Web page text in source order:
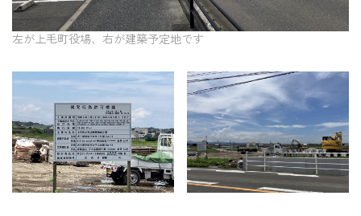
左が上毛町役場、右が建築予定地です